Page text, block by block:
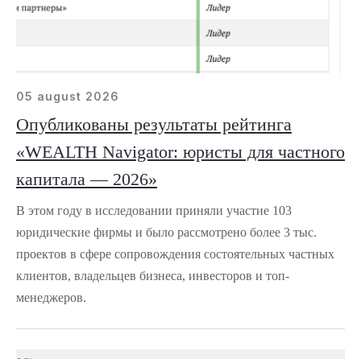
05 august 2026
Опубликованы результаты рейтинга
«WEALTH Navigator: юристы для частного
капитала — 2026»
В этом году в исследовании приняли участие 103
юридические фирмы и было рассмотрено более 3 тыс.
проектов в сфере сопровождения состоятельных частных
клиентов, владельцев бизнеса, инвесторов и топ-
менеджеров.